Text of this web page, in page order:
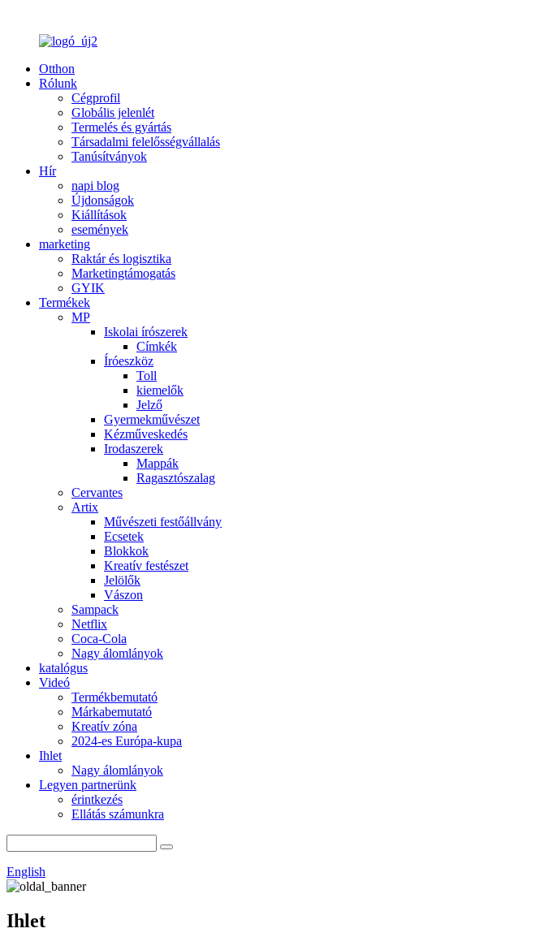
Otthon
Rólunk
Cégprofil
Globális jelenlét
Termelés és gyártás
Társadalmi felelősségvállalás
Tanúsítványok
Hír
napi blog
Újdonságok
Kiállítások
események
marketing
Raktár és logisztika
Marketingtámogatás
GYIK
Termékek
MP
Iskolai írószerek
Címkék
Íróeszköz
Toll
kiemelők
Jelző
Gyermekművészet
Kézműveskedés
Irodaszerek
Mappák
Ragasztószalag
Cervantes
Artix
Művészeti festőállvány
Ecsetek
Blokkok
Kreatív festészet
Jelölők
Vászon
Sampack
Netflix
Coca-Cola
Nagy álomlányok
katalógus
Videó
Termékbemutató
Márkabemutató
Kreatív zóna
2024-es Európa-kupa
Ihlet
Nagy álomlányok
Legyen partnerünk
érintkezés
Ellátás számunkra
English
Ihlet